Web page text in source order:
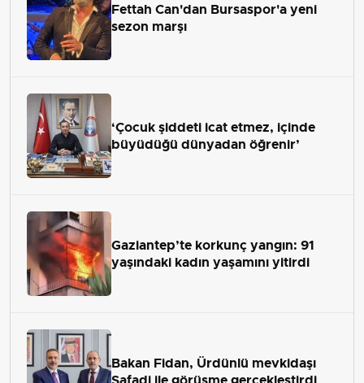
Fettah Can'dan Bursaspor'a yeni
sezon marşı
‘Çocuk şiddeti icat etmez, içinde
büyüdüğü dünyadan öğrenir’
Gaziantep’te korkunç yangın: 91
yaşındaki kadın yaşamını yitirdi
Bakan Fidan, Ürdünlü mevkidaşı